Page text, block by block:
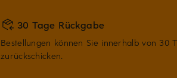
30 Tage Rückgabe
Bestellungen können Sie innerhalb von 30
zurückschicken.